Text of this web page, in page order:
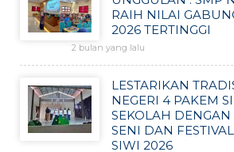
RAIH NILAI
2026 TERTINGGI
2 bulan yang lalu
LESTARIKAN
NEGERI 4 PAKEM
SEKOLAH DENGAN
SENI DAN
SIWI 2026